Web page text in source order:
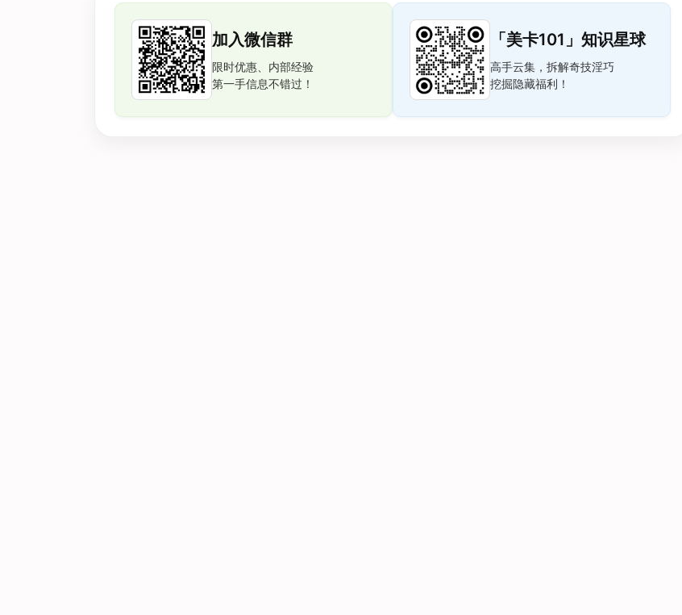
加入微信群
限时优惠、内部经验
第一手信息不错过！
「美卡101」知识星球
高手云集，拆解奇技淫巧
挖掘隐藏福利！